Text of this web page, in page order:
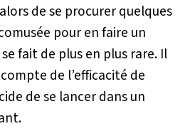
de se procurer quelques
pour en faire un
fait de plus en plus rare. Il
de l’efficacité de
de se lancer dans un